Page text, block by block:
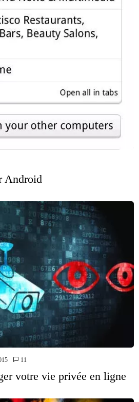
Android
11
votre vie privée en ligne